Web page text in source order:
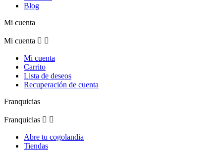
Blog
Mi cuenta
Mi cuenta  
Mi cuenta
Carrito
Lista de deseos
Recuperación de cuenta
Franquicias
Franquicias  
Abre tu cogolandia
Tiendas